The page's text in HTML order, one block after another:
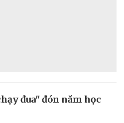
đua" đón năm học